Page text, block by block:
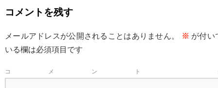
コメントを残す
メールアドレスが公開されることはありません。 ※ が付い
いる欄は必須項目です
コメント